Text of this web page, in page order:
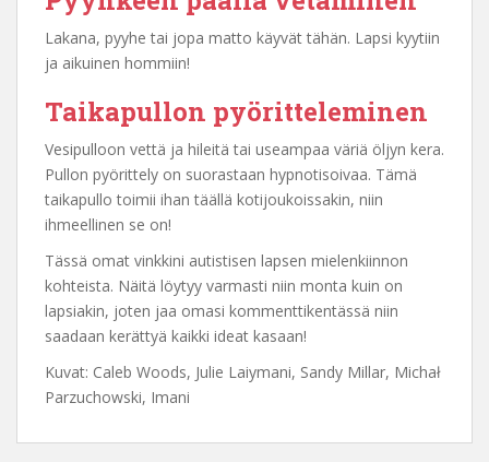
Lakana, pyyhe tai jopa matto käyvät tähän. Lapsi kyytiin
ja aikuinen hommiin!
Taikapullon pyöritteleminen
Vesipulloon vettä ja hileitä tai useampaa väriä öljyn kera.
Pullon pyörittely on suorastaan hypnotisoivaa. Tämä
taikapullo toimii ihan täällä kotijoukoissakin, niin
ihmeellinen se on!
Tässä omat vinkkini autistisen lapsen mielenkiinnon
kohteista. Näitä löytyy varmasti niin monta kuin on
lapsiakin, joten jaa omasi kommenttikentässä niin
saadaan kerättyä kaikki ideat kasaan!
Kuvat: Caleb Woods, Julie Laiymani, Sandy Millar, Michał
Parzuchowski, Imani